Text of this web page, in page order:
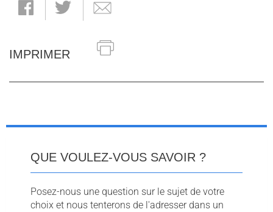
IMPRIMER
QUE VOULEZ-VOUS SAVOIR ?
Posez-nous une question sur le sujet de votre
choix et nous tenterons de l'adresser dans un